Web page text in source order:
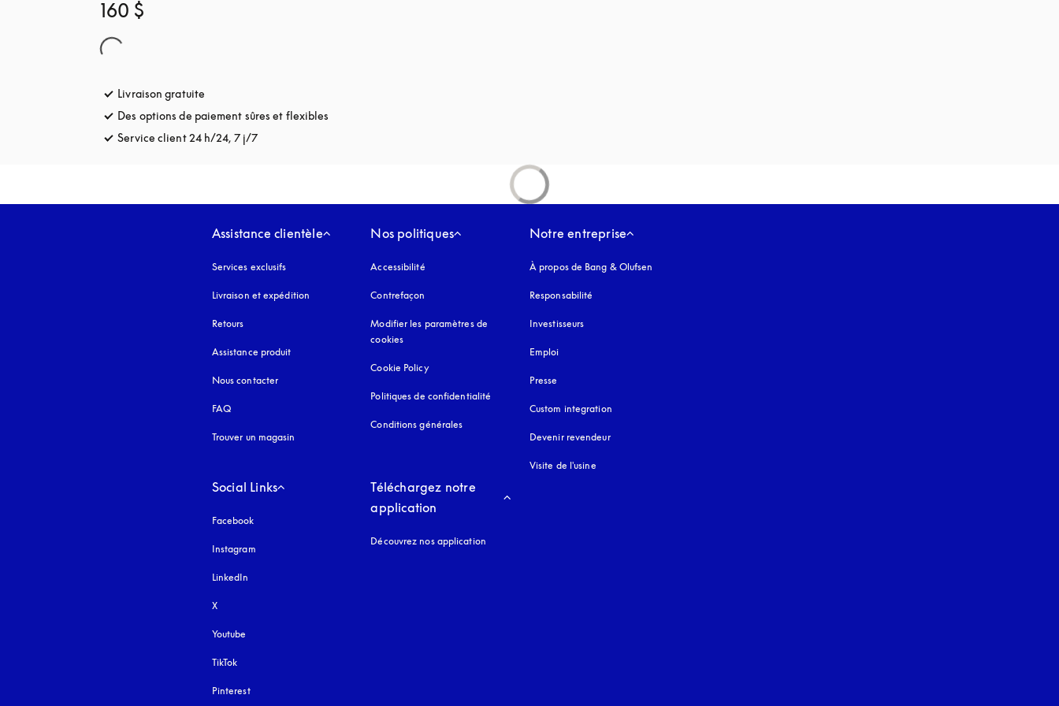
160 $
Livraison gratuite
Des options de paiement sûres et flexibles
Service client 24 h/24, 7 j/7
Assistance clientèle
Services exclusifs
Livraison et expédition
Retours
Assistance produit
Nous contacter
FAQ
Trouver un magasin
Nos politiques
Accessibilité s’ouvre dans un nouvel onglet
Contrefaçon s’ouvre dans un nouvel onglet
Modifier les paramètres de
cookies
Cookie Policys’ouvre dans un nouvel onglet
Politiques de confidentialité
Conditions générales
Notre entreprise
À propos de Bang & Olufsen
Responsabilité
Investisseurs
Emploi
Presse
Custom integration
Devenir revendeur
Visite de l'usine
Social Links
Facebook
Instagram
LinkedIn
X
Youtube
TikTok
Pinterest
Téléchargez notre
application
Découvrez nos application